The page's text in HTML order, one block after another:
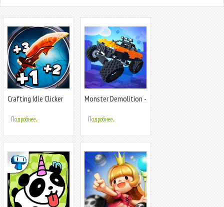
Crafting Idle Clicker
Подробнее...
Monster Demolition -
Подробнее...